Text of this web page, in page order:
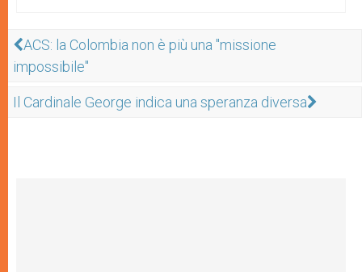
ACS: la Colombia non è più una "missione
impossibile"
Il Cardinale George indica una speranza diversa